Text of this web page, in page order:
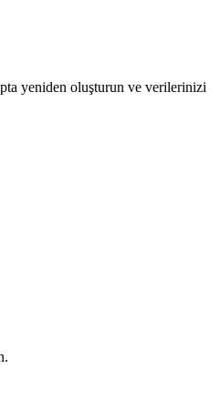
yeniden oluşturun ve verilerinizi